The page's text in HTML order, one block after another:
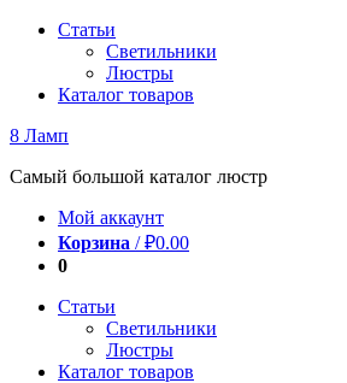
Перейти
содержимому
Статьи
Светильники
Люстры
Каталог товаров
8 Ламп
Самый большой каталог люстр
Мой аккаунт
Корзина /₽0.00
0
Статьи
Светильники
Люстры
Каталог товаров